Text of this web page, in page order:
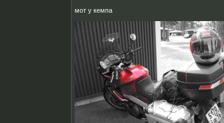
мот у кемпа